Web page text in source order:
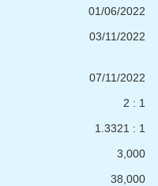
01/06/2022
03/11/2022
07/11/2022
2 : 1
1.3321 : 1
3,000
38,000